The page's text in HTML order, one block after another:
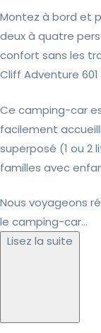
Montez à bord et
deux à quatre
confort sans les
Cliff Adventure
Ce camping-car
facilement
superposé (1 ou 2
familles avec
Nous voyageons
le camping-car...
Lisez la suite